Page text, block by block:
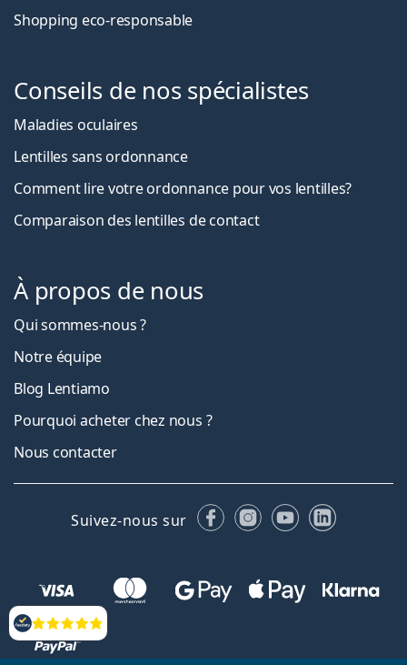
Évaluation
Shopping eco-responsable
Conseils de nos spécialistes
Maladies oculaires
Lentilles sans ordonnance
Comment lire votre ordonnance pour vos lentilles?
Comparaison des lentilles de contact
À propos de nous
Qui sommes-nous ?
Notre équipe
Blog Lentiamo
Pourquoi acheter chez nous ?
Nous contacter
Suivez-nous sur FacebookInstagram
YouTubeLinkedIn